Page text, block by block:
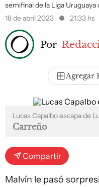
semifinal de la Liga Uruguaya
18 de abril 2023
21:33 hs
Por
Agregar
Lucas Capalbo escapa de
Carreño
Compartir
Malvín le pasó